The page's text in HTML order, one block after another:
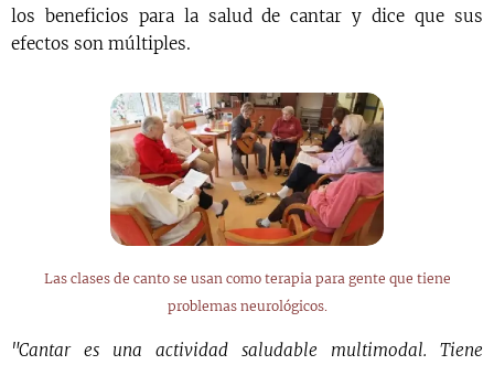
los beneficios para la salud de cantar y dice que sus
efectos son múltiples.
Las clases de canto se usan como terapia para gente que tiene
problemas neurológicos.
"Cantar es una actividad saludable multimodal. Tiene